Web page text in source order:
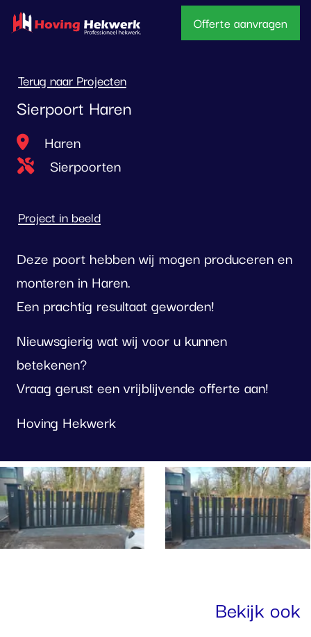
overslaan
Offerte aanvragen
Terug naar Projecten
Sierpoort Haren
Locatie
Haren
Type project
Sierpoorten
Project in beeld
Deze poort hebben wij mogen produceren en
monteren in Haren.
Een prachtig resultaat geworden!
Nieuwsgierig wat wij voor u kunnen
betekenen?
Vraag gerust een vrijblijvende offerte aan!
Hoving Hekwerk
Bekijk ook